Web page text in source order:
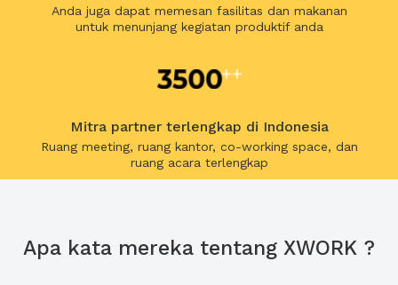
Anda juga dapat memesan fasilitas dan makanan
untuk menunjang kegiatan produktif anda
Mitra partner terlengkap di Indonesia
Ruang meeting, ruang kantor, co-working space, dan
ruang acara terlengkap
Apa kata mereka tentang XWORK ?